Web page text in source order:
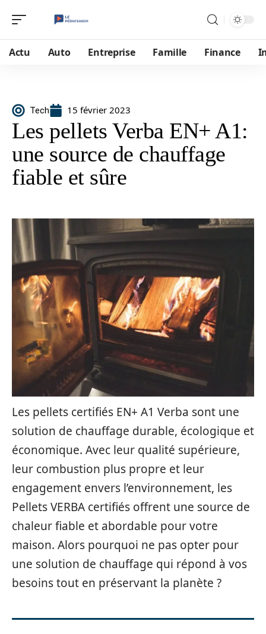
Actu Auto Entreprise Famille Finance
Tech 15 février 2023
Les pellets Verba EN+ A1:
une source de chauffage
fiable et sûre
Les pellets certifiés EN+ A1 Verba sont une
solution de chauffage durable, écologique et
économique. Avec leur qualité supérieure,
leur combustion plus propre et leur
engagement envers l’environnement, les
Pellets VERBA certifiés offrent une source de
chaleur fiable et abordable pour votre
maison. Alors pourquoi ne pas opter pour
une solution de chauffage qui répond à vos
besoins tout en préservant la planète ?